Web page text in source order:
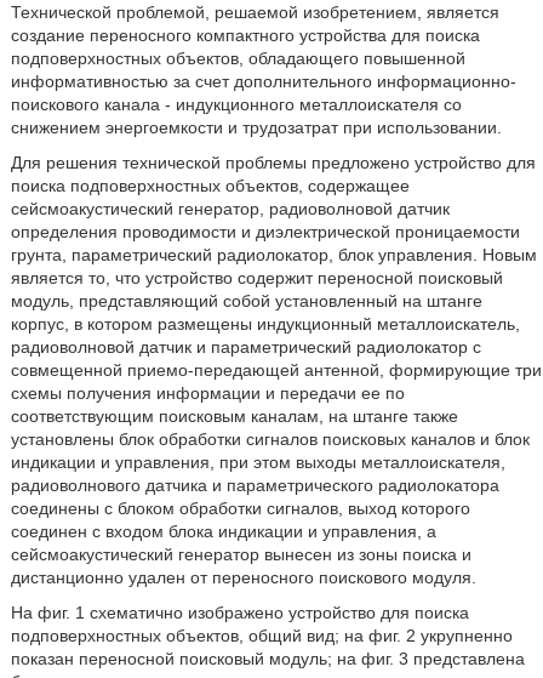
Технической проблемой, решаемой изобретением, является
создание переносного компактного устройства для поиска
подповерхностных объектов, обладающего повышенной
информативностью за счет дополнительного информационно-
поискового канала - индукционного металлоискателя со
снижением энергоемкости и трудозатрат при использовании.
Для решения технической проблемы предложено устройство для
поиска подповерхностных объектов, содержащее
сейсмоакустический генератор, радиоволновой датчик
определения проводимости и диэлектрической проницаемости
грунта, параметрический радиолокатор, блок управления. Новым
является то, что устройство содержит переносной поисковый
модуль, представляющий собой установленный на штанге
корпус, в котором размещены индукционный металлоискатель,
радиоволновой датчик и параметрический радиолокатор с
совмещенной приемо-передающей антенной, формирующие три
схемы получения информации и передачи ее по
соответствующим поисковым каналам, на штанге также
установлены блок обработки сигналов поисковых каналов и блок
индикации и управления, при этом выходы металлоискателя,
радиоволнового датчика и параметрического радиолокатора
соединены с блоком обработки сигналов, выход которого
соединен с входом блока индикации и управления, а
сейсмоакустический генератор вынесен из зоны поиска и
дистанционно удален от переносного поискового модуля.
На фиг. 1 схематично изображено устройство для поиска
подповерхностных объектов, общий вид; на фиг. 2 укрупненно
показан переносной поисковый модуль; на фиг. 3 представлена